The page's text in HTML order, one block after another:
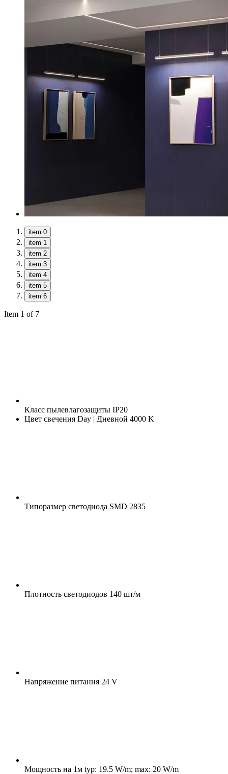
item 0
item 1
item 2
item 3
item 4
item 5
item 6
Item 1 of 7
Класс пылевлагозащиты IP20
Цвет свечения Day | Дневной 4000 K
Типоразмер светодиода SMD 2835
Плотность светодиодов 140 шт/м
Напряжение питания 24 V
Мощность на 1м typ: 19.5 W/m; max: 20 W/m